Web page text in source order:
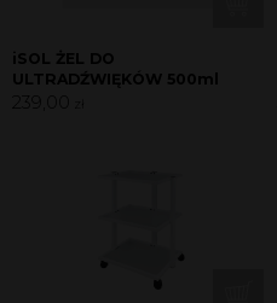
iSOL ŻEL DO
ULTRADŹWIĘKÓW 500ml
239,00 zł